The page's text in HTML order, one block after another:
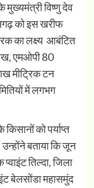
मुख्यमंत्री विष्णु देव
को इस खरीफ
का लक्ष्य आबंटित
एमओपी 80
मीट्रिक टन
में लगभग
को पर्याप्त
बताया कि जून
तिल्दा, जिला
बेलसोंडा महासमुंद